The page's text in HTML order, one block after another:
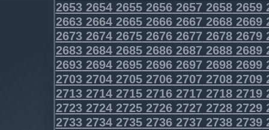
2653265426552656265726582659
2663266426652666266726682669
2673267426752676267726782679
2683268426852686268726882689
2693269426952696269726982699
2703270427052706270727082709
2713271427152716271727182719
2723272427252726272727282729
2733273427352736273727382739